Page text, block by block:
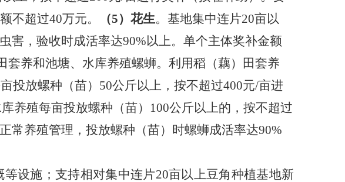
不超过40万元。
（5）花生。基地集中连片20亩以
害，验收时成活率达90%以上。单个主体奖补金额
养和池塘、水库养殖螺蛳。利用稻（藕）田套养
投放螺种（苗）50公斤以上，按不超过400元/亩进
养殖每亩投放螺种（苗）100公斤以上的，按不超过
常养殖管理，投放螺种（苗）时螺蛳成活率达90%
设施；支持相对集中连片20亩以上豆角种植基地新